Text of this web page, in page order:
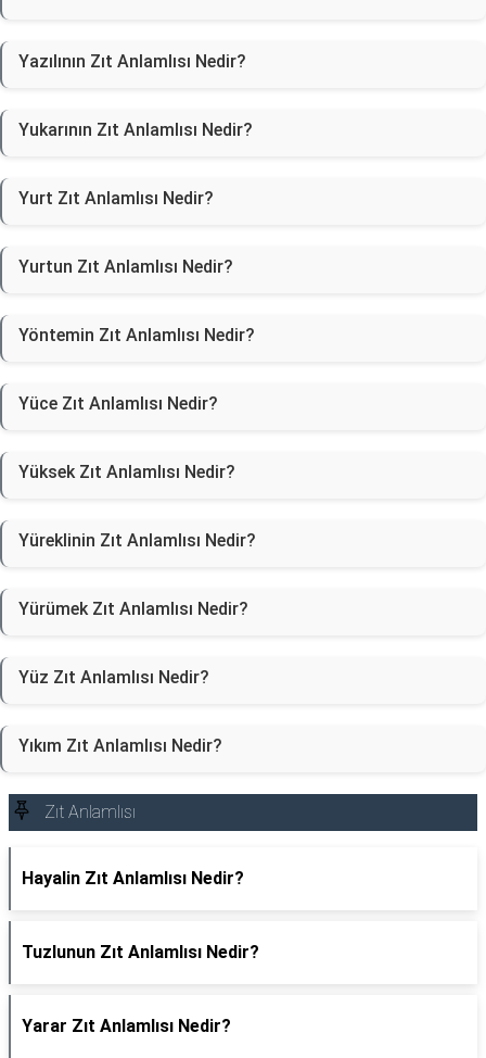
Yazılının Zıt Anlamlısı Nedir?
Yukarının Zıt Anlamlısı Nedir?
Yurt Zıt Anlamlısı Nedir?
Yurtun Zıt Anlamlısı Nedir?
Yöntemin Zıt Anlamlısı Nedir?
Yüce Zıt Anlamlısı Nedir?
Yüksek Zıt Anlamlısı Nedir?
Yüreklinin Zıt Anlamlısı Nedir?
Yürümek Zıt Anlamlısı Nedir?
Yüz Zıt Anlamlısı Nedir?
Yıkım Zıt Anlamlısı Nedir?
Zıt Anlamlısı
Hayalin Zıt Anlamlısı Nedir?
Tuzlunun Zıt Anlamlısı Nedir?
Yarar Zıt Anlamlısı Nedir?